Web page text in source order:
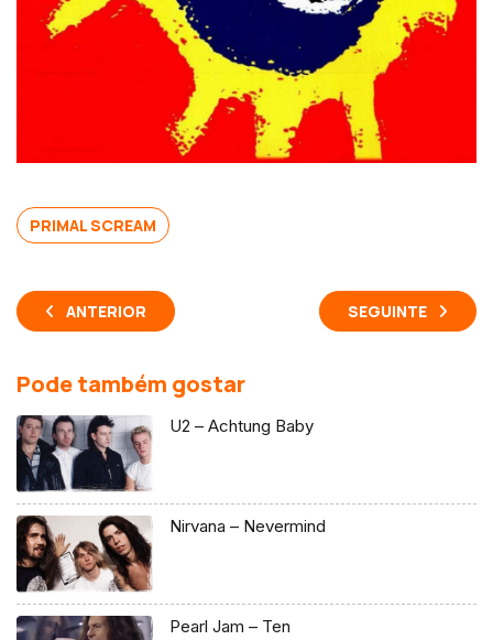
PRIMAL SCREAM
ANTERIOR SEGUINTE
Pode também gostar
U2 – Achtung Baby
Nirvana – Nevermind
Pearl Jam – Ten